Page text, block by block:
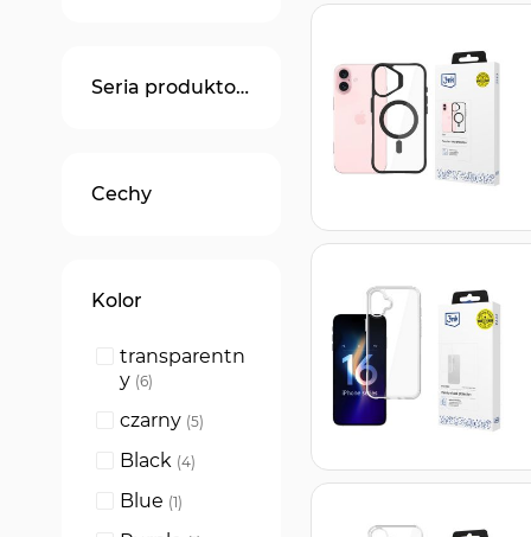
Seria produktowa
Cechy
Kolor
transparentn
y 6
produkty
czarny 5
produkty
Black 4
produkty
Blue 1
produkt